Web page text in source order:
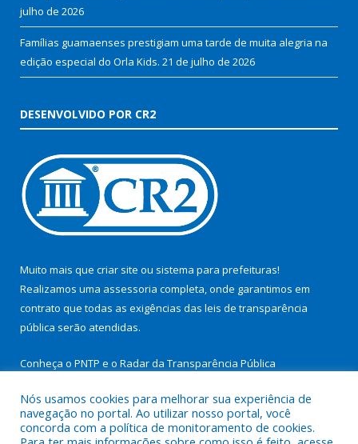
julho de 2026
Famílias guamaenses prestigiam uma tarde de muita alegria na
edição especial do Orla Kids. 21 de julho de 2026
DESENVOLVIDO POR CR2
Muito mais que criar site ou sistema para prefeituras!
Realizamos uma assessoria completa, onde garantimos em
contrato que todas as exigências das leis de transparência
pública serão atendidas.
Conheça o PNTP e o Radar da Transparência Pública
Nós usamos cookies para melhorar sua experiência de
navegação no portal. Ao utilizar nosso portal, você
concorda com a política de monitoramento de cookies.